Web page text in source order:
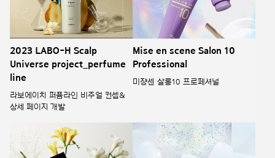
2023 LABO-H Scalp
Universe project_perfume
line
라보에이치 퍼퓸라인 비주얼 컨셉&
상세 페이지 개발
Mise en scene Salon 10
Professional
미쟝센 살롱10 프로페셔널